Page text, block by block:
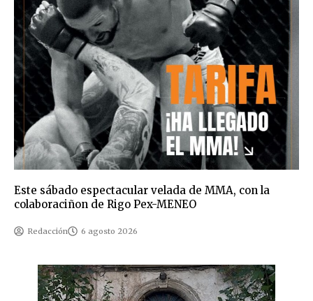
Este sábado espectacular velada de MMA, con la
colaboraciñon de Rigo Pex-MENEO
Redacción 6 agosto 2026